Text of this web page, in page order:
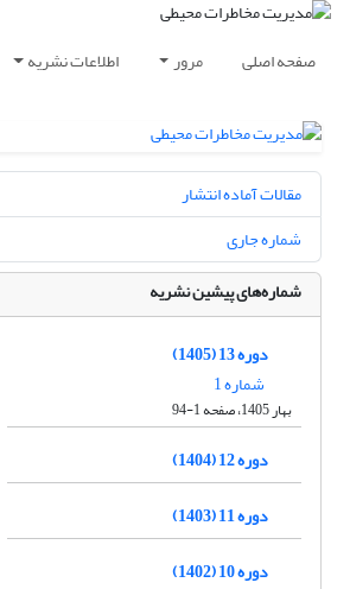
صفحه اصلی مرور اطلاعات نشریه
مقالات آماده انتشار
شماره جاری
شماره‌های پیشین نشریه
دوره 13 (1405)
شماره 1
بهار 1405، صفحه 1-94
دوره 12 (1404)
دوره 11 (1403)
دوره 10 (1402)